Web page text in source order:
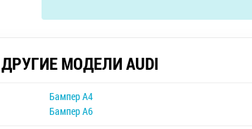
МОДЕЛИ AUDI
Бампер A4
Бампер A6